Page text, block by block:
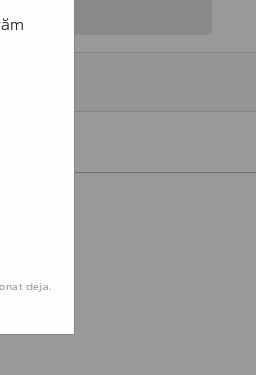
deja.